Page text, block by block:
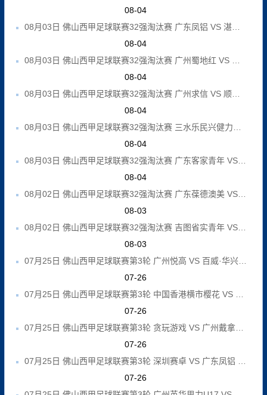
08-04
08-04
08-04
08-04
08-04
08-04
08-03
08-03
07-26
07-26
07-26
07-26